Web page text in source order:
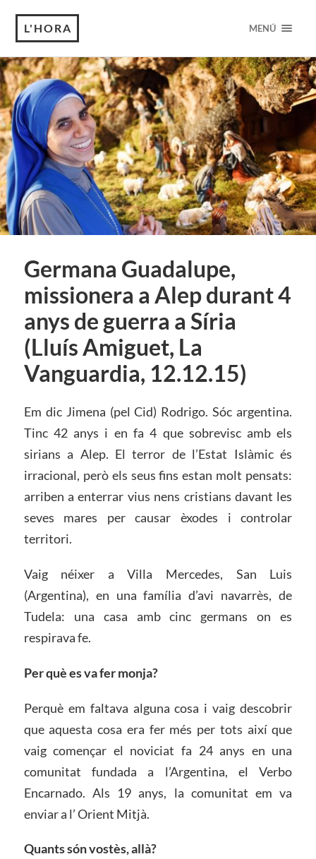
L'HORA MENÚ
Germana Guadalupe,
missionera a Alep durant 4
anys de guerra a Síria
(Lluís Amiguet, La
Vanguardia, 12.12.15)
Em dic Jimena (pel Cid) Rodrigo. Sóc argentina.
Tinc 42 anys i en fa 4 que sobrevisc amb els
sirians a Alep. El terror de l’Estat Islàmic és
irracional, però els seus fins estan molt pensats:
arriben a enterrar vius nens cristians davant les
seves mares per causar èxodes i controlar
territori.
Vaig néixer a Villa Mercedes, San Luis
(Argentina), en una família d’avi navarrès, de
Tudela: una casa amb cinc germans on es
respirava fe.
Per què es va fer monja?
Perquè em faltava alguna cosa i vaig descobrir
que aquesta cosa era fer més per tots així que
vaig començar el noviciat fa 24 anys en una
comunitat fundada a l’Argentina, el Verbo
Encarnado. Als 19 anys, la comunitat em va
enviar a l’ Orient Mitjà.
Quants són vostès, allà?